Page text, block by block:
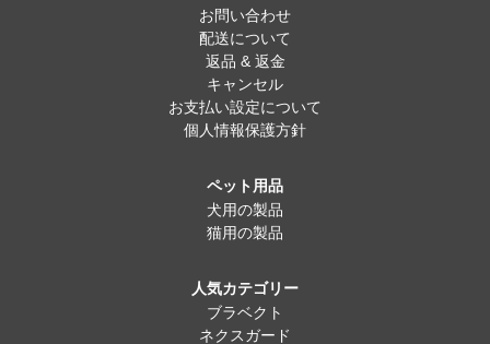
お問い合わせ
配送について
返品 & 返金
キャンセル
お支払い設定について
個人情報保護方針
ペット用品
犬用の製品
猫用の製品
人気カテゴリー
ブラベクト
ネクスガード